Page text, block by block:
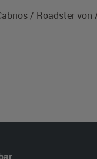
/ Roadster